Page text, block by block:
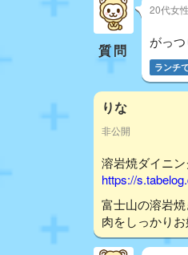
質問
20代女性
がっ
ランチ
りな
非公開
溶岩焼ダイニ
https://
富士山の溶岩
肉をしっかり